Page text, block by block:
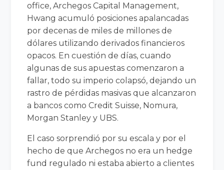
office, Archegos Capital Management,
Hwang acumuló posiciones apalancadas
por decenas de miles de millones de
dólares utilizando derivados financieros
opacos. En cuestión de días, cuando
algunas de sus apuestas comenzaron a
fallar, todo su imperio colapsó, dejando un
rastro de pérdidas masivas que alcanzaron
a bancos como Credit Suisse, Nomura,
Morgan Stanley y UBS.
El caso sorprendió por su escala y por el
hecho de que Archegos no era un hedge
fund regulado ni estaba abierto a clientes